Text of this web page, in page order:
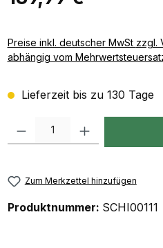
Preise inkl. deutscher MwSt zzgl. Versandkosten. Der Gesamtpreis ist
abhängig vom
Lieferzeit bis zu 130 Tage
Produkt Anzahl: Gib den
Zum Merkzettel hinzufügen
Produktnummer: SCHI00111